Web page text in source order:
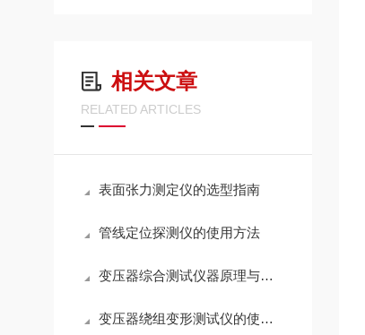
相关文章
RELATED ARTICLES
表面张力测定仪的选型指南
管线定位探测仪的使用方法
变压器综合测试仪器原理与现场应用
变压器绕组变形测试仪的使用场景